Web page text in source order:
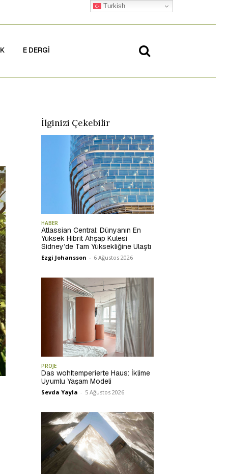
E DERGİ
İlginizi Çekebilir
HABER
Atlassian Central: Dünyanın En
Yüksek Hibrit Ahşap Kulesi
Sidney’de Tam Yüksekliğine Ulaştı
Ezgi Johansson - 6 Ağustos 2026
PROJE
Das wohltemperierte Haus: İklime
Uyumlu Yaşam Modeli
Sevda Yayla - 5 Ağustos 2026
Turkish